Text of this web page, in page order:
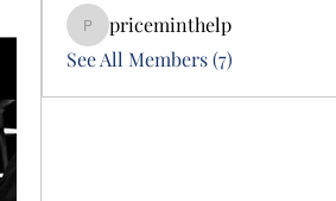
priceminthelp
priceminthelp
See All Members (7)